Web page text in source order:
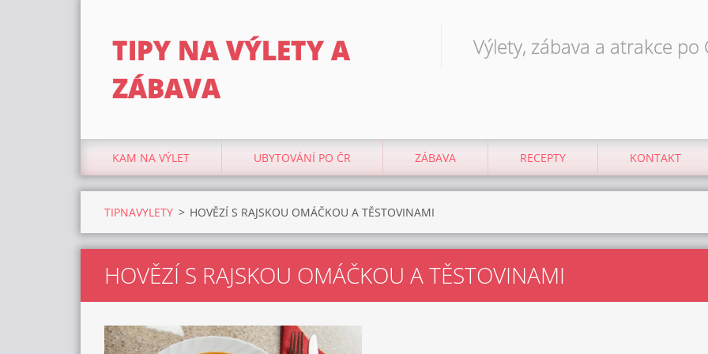
TIPY NA VÝLETY A
ZÁBAVA
Výlety, zábava a atrakce po
KAM NA VÝLET UBYTOVÁNÍ PO ČR ZÁBAVA RECEPTY KONTAKT
TIPNAVYLETY > HOVĚZÍ S RAJSKOU OMÁČKOU A TĚSTOVINAMI
HOVĚZÍ S RAJSKOU OMÁČKOU A TĚSTOVINAMI